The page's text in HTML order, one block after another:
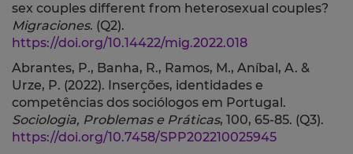
sex couples different from heterosexual couples?
Migraciones. (Q2).
https://doi.org/10.14422/mig.2022.018
Abrantes, P., Banha, R., Ramos, M., Aníbal, A. &
Urze, P. (2022). Inserções, identidades e
competências dos sociólogos em Portugal.
Sociologia, Problemas e Práticas, 100, 65-85. (Q3).
https://doi.org/10.7458/SPP202210025945